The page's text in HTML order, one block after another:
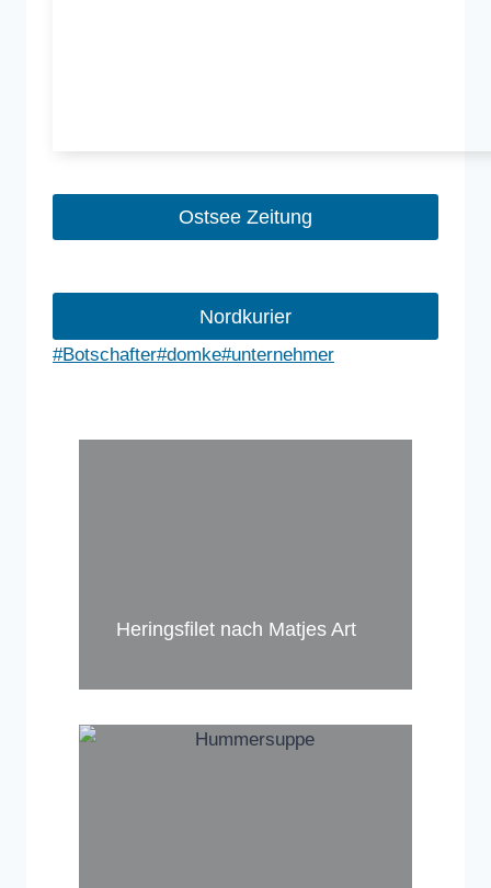
Ostsee Zeitung
Nordkurier
Schlagworte:
#Botschafter#domke#unternehmer
Heringsfilet nach Matjes Art